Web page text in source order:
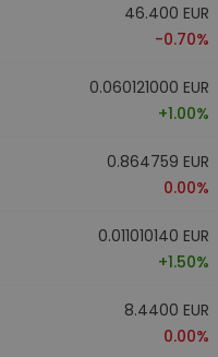
46.400 EUR
-0.70%
0.060121000 EUR
+1.00%
0.864759 EUR
0.00%
0.011010140 EUR
+1.50%
8.4400 EUR
0.00%